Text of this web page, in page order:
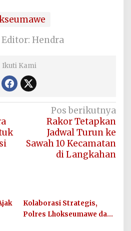
Editor: Hendra
Ikuti Kami
Pos berikutnya
Rakor Tetapkan
Jadwal Turun ke
Sawah 10 Kecamatan
di Langkahan
Kolaborasi Strategis,
Polres Lhokseumawe dan